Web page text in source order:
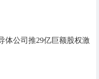
体公司推29亿巨额股权激